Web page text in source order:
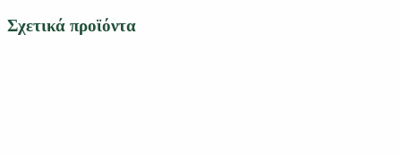
Σχετικά προϊόντα